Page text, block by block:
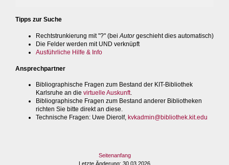
Tipps zur Suche
Rechtstrunkierung mit "?" (bei Autorgeschieht dies automatisch)
Die Felder werden mit UND verknüpft
Ausführliche Hilfe & Info
Ansprechpartner
Bibliographische Fragen zum Bestand der KIT-Bibliothek
Karlsruhe an die virtuelle Auskunft.
Bibliographische Fragen zum Bestand anderer Bibliotheken
richten Sie bitte direkt an diese.
Technische Fragen: Uwe Dierolf, kvkadmin@bibliothek.kit.edu
Seitenanfang
Letzte Änderung: 30.03.2026